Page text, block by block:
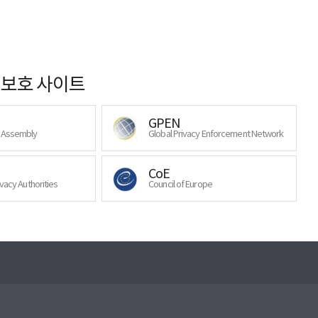
호 사이트
GPEN
Global Privacy Enforcement Network
Authorities
CoE
Council of Europe